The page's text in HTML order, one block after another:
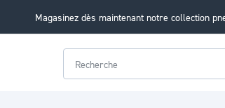
Magasinez dès maintenant notre collection
Rechercher